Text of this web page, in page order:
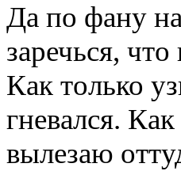
Да по фану
заречься,
Как только
гневался.
вылезаю